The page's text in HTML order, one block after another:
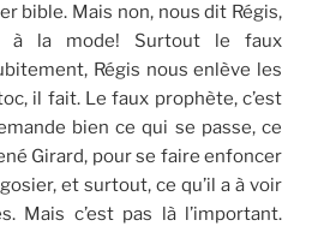
bible. Mais non, nous dit Régis,
à la mode! Surtout le faux
Régis nous enlève les
il fait. Le faux prophète, c’est
bien ce qui se passe, ce
Girard, pour se faire enfoncer
et surtout, ce qu’il a à voir
Mais c’est pas là l’important.